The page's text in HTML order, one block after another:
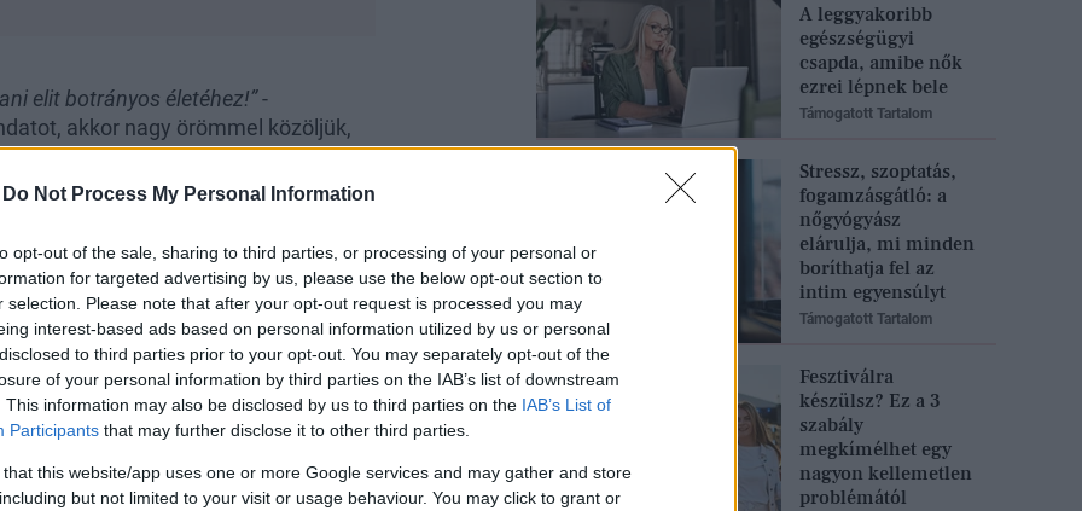
Do Not Process My Personal Information
opt-out of the sale, sharing to third parties, or processing of your personal or
for targeted advertising by us, please use the below opt-out section to
selection. Please note that after your opt-out request is processed you may
interest-based ads based on personal information utilized by us or personal
to third parties prior to your opt-out. You may separately opt-out of the
of your personal information by third parties on the IAB’s list of downstream
This information may also be disclosed by us to third parties on the IAB’s List of
Participants that may further disclose it to other third parties.
that this website/app uses one or more Google services and may gather and store
but not limited to your visit or usage behaviour. You may click to grant or
elit botrányos életéhez!”-
akkor nagy örömmel közöljük,
hogy minden mást is ilyen profi
Gossip
A leggyakoribb
egészségügyi
csapda, amibe nők
ezrei lépnek bele
Támogatott Tartalom
Stressz, szoptatás,
fogamzásgátló: a
nőgyógyász
elárulja, mi minden
boríthatja fel az
intim egyensúlyt
Támogatott Tartalom
Fesztiválra
készülsz? Ez a 3
szabály
megkímélhet egy
nagyon kellemetlen
problémától